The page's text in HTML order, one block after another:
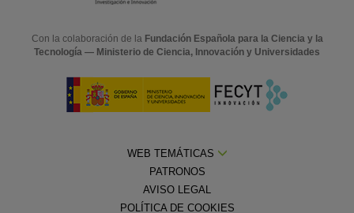
Con la colaboración de la Fundación Española para la Ciencia y la
Tecnología — Ministerio de Ciencia, Innovación y Universidades
WEB TEMÁTICAS
PATRONOS
AVISO LEGAL
POLÍTICA DE COOKIES